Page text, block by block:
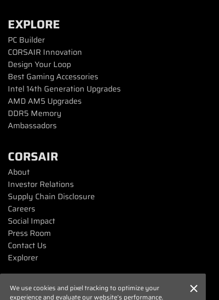
EXPLORE
PC Builder
CORSAIR Innovation
Design Your Loop
Best Gaming Accessories
Intel 14th Generation Upgrades
AMD AM5 Upgrades
DDR5 Memory
Ambassadors
CORSAIR
About
Investor Relations
Supply Chain Disclosure
Careers
Social Impact
Press Room
Contact Us
Explorer
SUPPORT
We use cookies and pixel tracking to optimize your
experience and evaluate our website’s performance.